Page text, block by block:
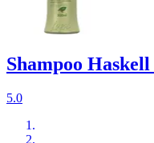
Shampoo
5.0